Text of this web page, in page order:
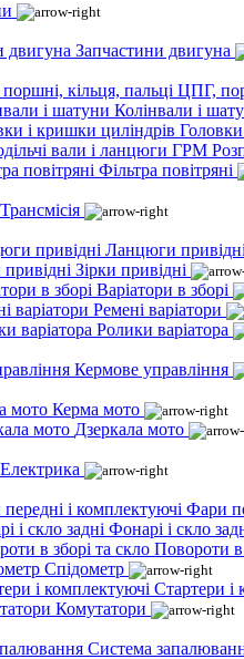
Запчастини двигуна
ЦПГ,
Колінвали і
Фільтра повітряні
Трансмісія
Ланцюги привідні
Зірки привідні
Варіатори в зборі
Ремені варіатори
Ролики варіатора
Кермове управління
Керма мото
Дзеркала мото
Електрика
Фари
Фонарі і скло
Повороти в
Спідометр
Стартери і
Комутатори
Система